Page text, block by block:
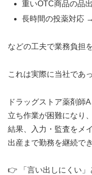
重いOTC商品の品
長時間の投薬対応
などの工夫で業務負担
これは実際に当社であ
ドラッグストア薬剤師
立ち作業が困難になり
結果、入力・監査をメ
出産まで勤務を継続で
👉 「言い出しにくい」